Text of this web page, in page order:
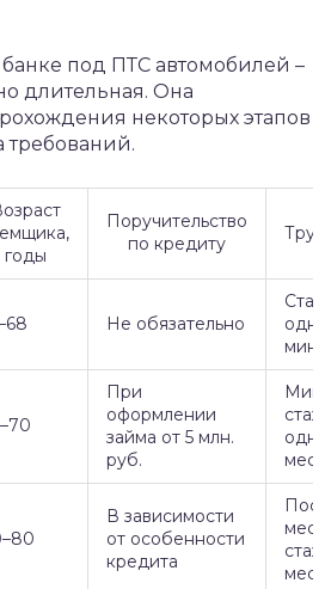
под ПТС автомобилей –
длительная. Она
некоторых этапов
годы
Поручительство
по кредиту
Не обязательно
При
оформлении
займа от 5 млн.
руб.
мес.
В зависимости
от особенности
кредита
мес.